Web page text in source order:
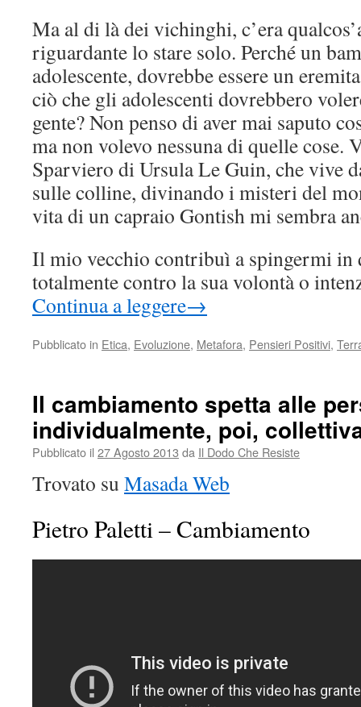
Ma al di là dei vichinghi, c’era
riguardante lo stare solo. Perché un
adolescente, dovrebbe essere un
ciò che gli adolescenti dovrebbero
gente? Non penso di aver mai saputo
ma non volevo nessuna di quelle cose.
Sparviero di Ursula Le Guin, che vive
sulle colline, divinando i misteri del
vita di un capraio Gontish mi sembra
Il mio vecchio contribuì a spingermi in
totalmente contro la sua volontà o
Continua a leggere→
Pubblicato in Etica, Evoluzione, Metafora, Pensieri Positivi,
Il cambiamento spetta alle
individualmente, poi,
Pubblicato il 27 Agosto 2013 da Il Dodo Che Resiste
Trovato su Masada Web
Pietro Paletti – Cambiamento